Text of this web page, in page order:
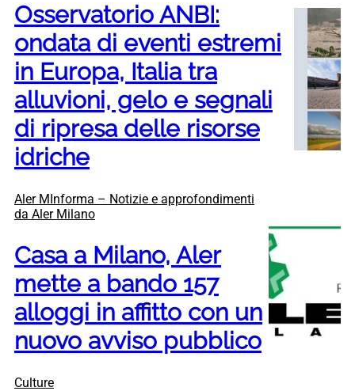
Osservatorio ANBI:
ondata di eventi estremi
in Europa, Italia tra
alluvioni, gelo e segnali
di ripresa delle risorse
idriche
Aler MInforma – Notizie e approfondimenti
da Aler Milano
Casa a Milano, Aler
mette a bando 157
alloggi in affitto con un
nuovo avviso pubblico
Culture